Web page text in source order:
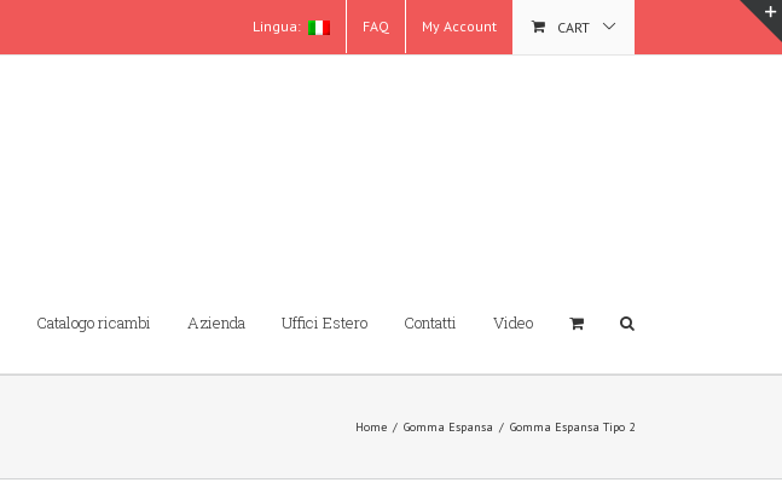
Lingua: FAQ My Account CART
Catalogo ricambi Azienda Uffici Estero Contatti Video
Home / Gomma Espansa / Gomma Espansa Tipo 2